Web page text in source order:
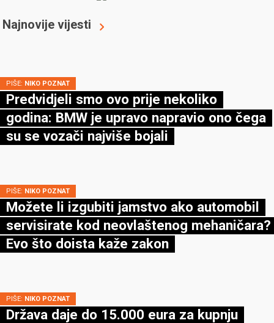
Najnovije vijesti
PIŠE: NIKO POZNAT
Predvidjeli smo ovo prije nekoliko
godina: BMW je upravo napravio ono čega
su se vozači najviše bojali
PIŠE: NIKO POZNAT
Možete li izgubiti jamstvo ako automobil
servisirate kod neovlaštenog mehaničara?
Evo što doista kaže zakon
PIŠE: NIKO POZNAT
Država daje do 15.000 eura za kupnju